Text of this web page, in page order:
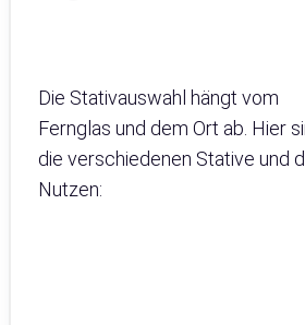
Die Stativauswahl hängt vom
Fernglas und dem Ort ab. Hier
die verschiedenen Stative und
Nutzen: